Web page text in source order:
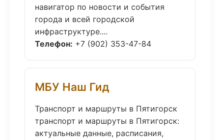
навигатор по новости и события
города и всей городской
инфраструктуре....
Телефон: +7 (902) 353-47-84
МБУ Наш Гид
Транспорт и маршруты в Пятигорск
транспорт и маршруты в Пятигорск:
актуальные данные, расписания,